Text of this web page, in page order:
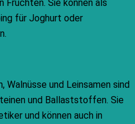
Früchten. Sie können als
für Joghurt oder
Walnüsse und Leinsamen sind
und Ballaststoffen. Sie
und können auch in